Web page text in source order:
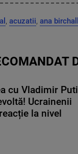
, acuzatii, ana birchall
cu Vladimir
Ucrainenii
la nivel